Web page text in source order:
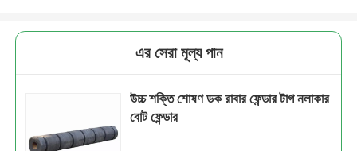
এর সেরা মূল্য পান
উচ্চ শক্তি শোষণ ডক রাবার ফেন্ডার টাগ নলাকার
বোট ফেন্ডার